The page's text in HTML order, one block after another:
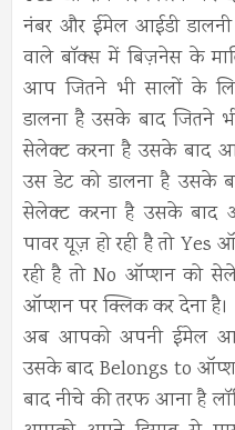
नंबर और ईमेल आईडी
वाले बॉक्स में बिज़नेस के
आप जितने भी सालों के
डालना है उसके बाद
सेलेक्ट करना है उसके
उस डेट को डालना है उसके
सेलेक्ट करना है उसके बाद
पावर यूज़ हो रही है तो
रही है तो No ऑप्शन को
ऑप्शन पर क्लिक कर देना है।
अब आपको अपनी ईमेल
उसके बाद Belongs to
बाद नीचे की तरफ आना है